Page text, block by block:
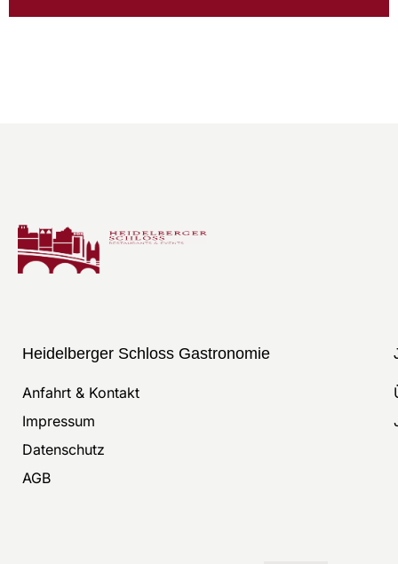
Heidelberger Schloss Gastronomie
Anfahrt & Kontakt
Impressum
Datenschutz
AGB